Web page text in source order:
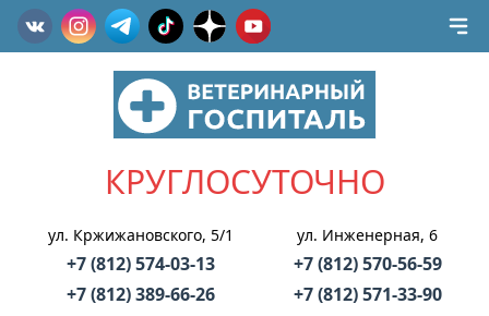
КРУГЛОСУТОЧНО
ул. Кржижановского, 5/1
+7 (812) 574-03-13
+7 (812) 389-66-26
ул. Инженерная, 6
+7 (812) 570-56-59
+7 (812) 571-33-90